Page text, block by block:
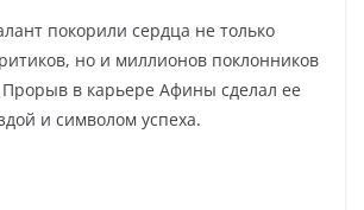
покорили сердца не только
но и миллионов поклонников
в карьере Афины сделал ее
и символом успеха.